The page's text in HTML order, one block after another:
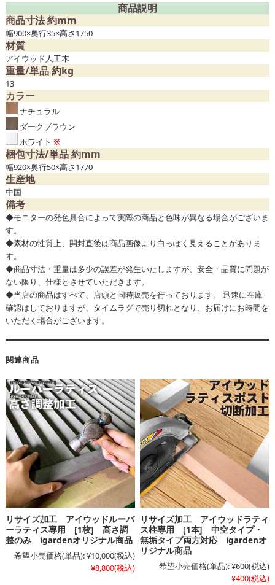
商品説明
商品寸法 約mm
幅900×奥行35×高さ1750
材質
アイウッド人工木
重量/単品 約kg
13
カラー
ナチュラル
ダークブラウン
ホワイト ※
梱包寸法/単品 約mm
幅920×奥行50×高さ1770
生産地
中国
備考
◆モニターの発色具合によって実際の商品と色味が異なる場合がございま
す。
◆素材の性質上、開封直後は商品画像より白っぽく見えることがありま
す。
◆商品寸法・重量は多少の誤差が発生いたしますが、安全・品質に問題が
ない限り、仕様とさせていただきます。
◆当店の商品はすべて、店頭と同時販売を行っております。 迅速に在庫
確認はしておりますが、タイムラグで売り切れとなり、お届けにお時間を
いただく場合がございます。
関連商品
リサイズ加工 アイウッドルーバ
ーラティス専用 [1枚] 高さ調
整のみ igardenオリジナル商品
希望小売価格(単品):¥10,000(税込)
¥8,800(税込)
リサイズ加工 アイウッドラティ
ス柱専用 [1本] 中空タイプ・
無垢タイプ両方対応 igardenオ
リジナル商品
希望小売価格(単品):¥600(税込)
¥400(税込)